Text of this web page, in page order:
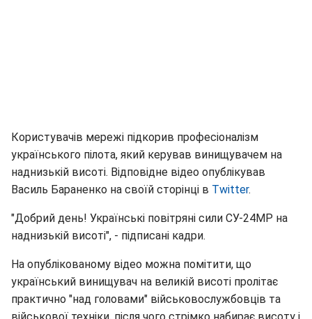
Користувачів мережі підкорив професіоналізм
українського пілота, який керував винищувачем на
наднизькій висоті. Відповідне відео опублікував
Василь Бараненко на своїй сторінці в Twitter.
"Добрий день! Українські повітряні сили СУ-24МР на
наднизькій висоті", - підписані кадри.
На опублікованому відео можна помітити, що
український винищувач на великій висоті пролітає
практично "над головами" військовослужбовців та